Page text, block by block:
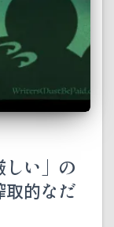
い」の
取的なだ